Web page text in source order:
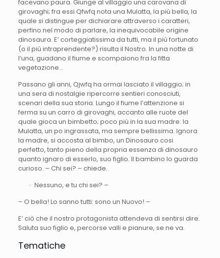
facevano paura. Giunge al villaggio una carovana di
girovaghi; fra essi Qfwfq nota una Mulatta, la più bella, la
quale si distingue per dichiarare attraverso i caratteri,
perfino nel modo di parlare, la inequivocabile origine
dinosaura. E’ corteggiatissima da tutti, ma il più fortunato
(o il più intraprendente?) risulta il Nostro. In una notte di
l’una, guadano il fiume e scompaiono fra la fitta
vegetazione…
Passano gli anni, Qjwfq ha ormai lasciato il villaggio; in
una sera di nostalgie ripercorre sentieri conosciuti,
scenari della sua storia. Lungo il fiume l’attenzione si
ferma su un carro di girovaghi, accanto alle ruote del
quale gioca un bimbetto; poco più in la sua madre: la
Mulatta, un po ingrassata, ma sempre bellissima. Ignora
la madre, si accosta al bimbo, un Dinosauro cosi
perfetto, tanto pieno della propria essenza di dinosauro
quanto ignaro di esserlo, suo figlio. Il bambino lo guarda
curioso. – Chi sei? – chiede.
· Nessuno, e tu chi sei? –
– O bella! Lo sanno tutti: sono un Nuovo! –
E’ ciò che il nostro protagonista attendeva di sentirsi dire.
Saluta suo figlio e, percorse valli e pianure, se ne va.
Tematiche